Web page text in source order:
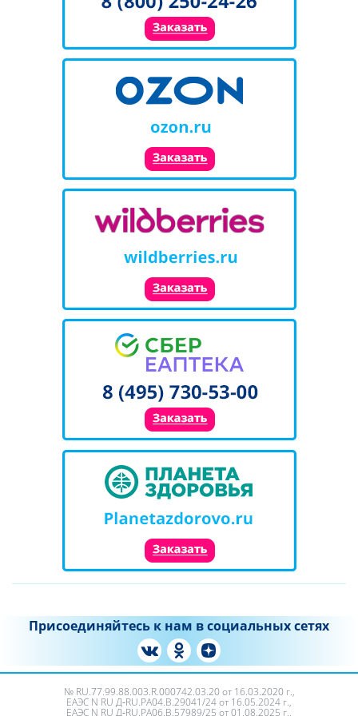
Присоединяйтесь к нам в социальных сетях
№ RU.77.99.88.003.R.000742.03.20 от 16.03.2020 г.,
ЕАЭС N RU Д‑RU.PA04.B.29041/24 от 16.05.2024 г.,
ЕАЭС N RU Д‑RU.РА06.В.57989/25 от 01.08.2025 г.,